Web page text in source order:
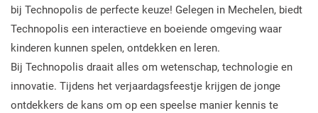
bij Technopolis de perfecte keuze! Gelegen in Mechelen, biedt
Technopolis een interactieve en boeiende omgeving waar
kinderen kunnen spelen, ontdekken en leren.
Bij Technopolis draait alles om wetenschap, technologie en
innovatie. Tijdens het verjaardagsfeestje krijgen de jonge
ontdekkers de kans om op een speelse manier kennis te